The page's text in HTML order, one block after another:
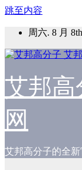
跳至内容
周六. 8 月
艾邦高
网
艾邦高分子的全新